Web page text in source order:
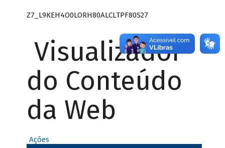
Z7_L9KEH4O0LORH80ALCLTPF80S27
Visualizador
do Conteúdo
da Web
Ações